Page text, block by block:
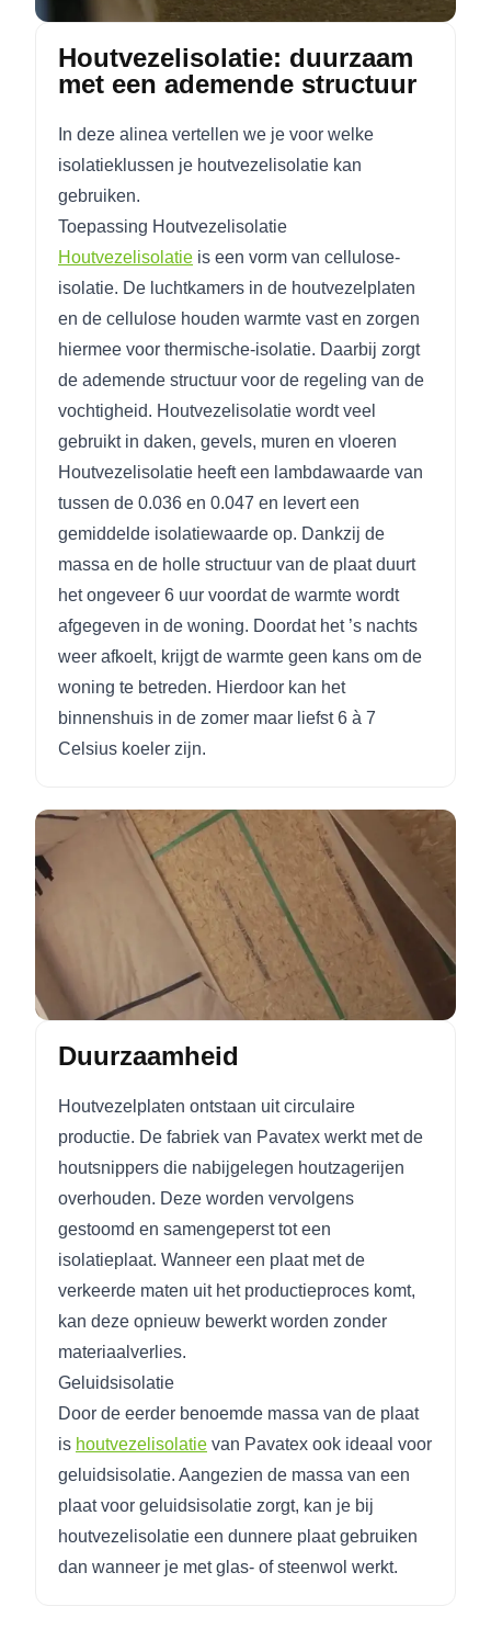
Houtvezelisolatie: duurzaam
met een ademende structuur
In deze alinea vertellen we je voor welke
isolatieklussen je houtvezelisolatie kan
gebruiken.
Toepassing Houtvezelisolatie
Houtvezelisolatie is een vorm van cellulose-
isolatie. De luchtkamers in de houtvezelplaten
en de cellulose houden warmte vast en zorgen
hiermee voor thermische-isolatie. Daarbij zorgt
de ademende structuur voor de regeling van de
vochtigheid. Houtvezelisolatie wordt veel
gebruikt in daken, gevels, muren en vloeren
Houtvezelisolatie heeft een lambdawaarde van
tussen de 0.036 en 0.047 en levert een
gemiddelde isolatiewaarde op. Dankzij de
massa en de holle structuur van de plaat duurt
het ongeveer 6 uur voordat de warmte wordt
afgegeven in de woning. Doordat het ’s nachts
weer afkoelt, krijgt de warmte geen kans om de
woning te betreden. Hierdoor kan het
binnenshuis in de zomer maar liefst 6 à 7
Celsius koeler zijn.
Duurzaamheid
Houtvezelplaten ontstaan uit circulaire
productie. De fabriek van Pavatex werkt met de
houtsnippers die nabijgelegen houtzagerijen
overhouden. Deze worden vervolgens
gestoomd en samengeperst tot een
isolatieplaat. Wanneer een plaat met de
verkeerde maten uit het productieproces komt,
kan deze opnieuw bewerkt worden zonder
materiaalverlies.
Geluidsisolatie
Door de eerder benoemde massa van de plaat
is houtvezelisolatie van Pavatex ook ideaal voor
geluidsisolatie. Aangezien de massa van een
plaat voor geluidsisolatie zorgt, kan je bij
houtvezelisolatie een dunnere plaat gebruiken
dan wanneer je met glas- of steenwol werkt.